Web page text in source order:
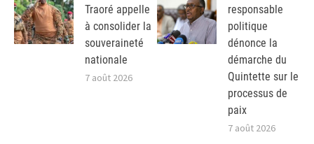
Traoré appelle
à consolider la
souveraineté
nationale
7 août 2026
responsable
politique
dénonce la
démarche du
Quintette sur le
processus de
paix
7 août 2026